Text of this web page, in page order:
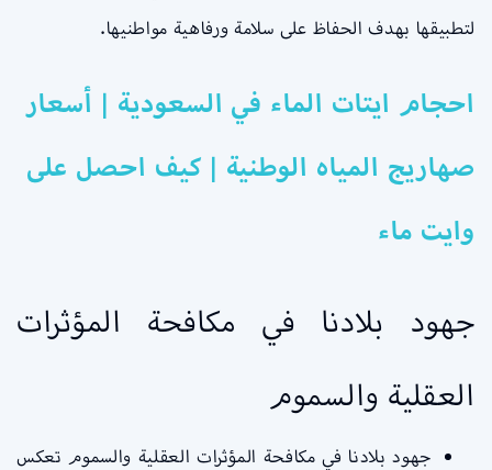
لتطبيقها بهدف الحفاظ على سلامة ورفاهية مواطنيها.
احجام ايتات الماء في السعودية | أسعار
صهاريج المياه الوطنية | كيف احصل على
وايت ماء
جهود بلادنا في مكافحة المؤثرات
العقلية والسموم
جهود بلادنا في مكافحة المؤثرات العقلية والسموم تعكس